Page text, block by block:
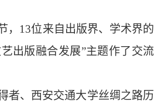
，13位来自出版界、学术界的
出版融合发展”主题作了交流
者、西安交通大学丝绸之路历